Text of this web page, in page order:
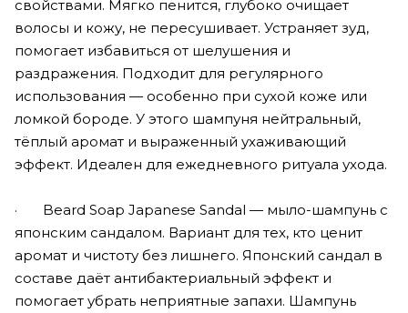
свойствами. Мягко пенится, глубоко очищает
волосы и кожу, не пересушивает. Устраняет зуд,
помогает избавиться от шелушения и
раздражения. Подходит для регулярного
использования — особенно при сухой коже или
ломкой бороде. У этого шампуня нейтральный,
тёплый аромат и выраженный ухаживающий
эффект. Идеален для ежедневного ритуала ухода.
· Beard Soap Japanese Sandal — мыло-шампунь с
японским сандалом. Вариант для тех, кто ценит
аромат и чистоту без лишнего. Японский сандал в
составе даёт антибактериальный эффект и
помогает убрать неприятные запахи. Шампунь